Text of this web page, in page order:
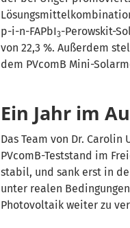
p-i-n-FAPbI3-Perowskit-
von 22,3 %. Außerdem
dem PVcomB Mini-
Ein Jahr im
Das Team von Dr.
PVcomB-Teststand im
stabil, und sank erst in
unter realen
Photovoltaik weiter zu